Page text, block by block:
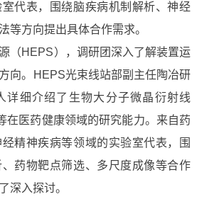
代表，围绕脑疾病机制解析、神经
等方向提出具体合作需求。
HEPS），调研团深入了解装置运
向。HEPS光束线站部副主任陶冶研
详细介绍了生物大分子微晶衍射线
在医药健康领域的研究能力。来自药
精神疾病等领域的实验室代表，围
药物靶点筛选、多尺度成像等合作
深入探讨。